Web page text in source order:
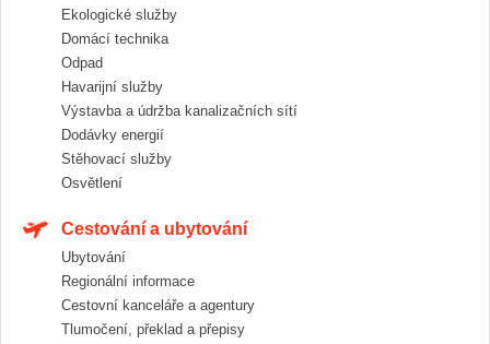
Ekologické služby
Domácí technika
Odpad
Havarijní služby
Výstavba a údržba kanalizačních sítí
Dodávky energií
Stěhovací služby
Osvětlení
Cestování a ubytování
Ubytování
Regionální informace
Cestovní kanceláře a agentury
Tlumočení, překlad a přepisy